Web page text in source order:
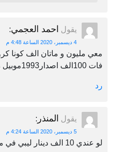
يقول احمد العجمي:
4 ديسمبر، 2020 الساعة 4:48 م
معي مليون و ماتان الف كونا
فات 100الف اصدار1993موبيل رقم01226312609
رد
يقول المنذر :
5 ديسمبر، 2020 الساعة 4:24 م
لو عندي 10 الف دينار ليبي في مصر يعملو كام مصري